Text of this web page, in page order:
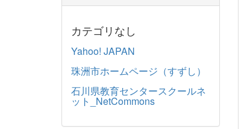
カテゴリなし
Yahoo! JAPAN
珠洲市ホームページ（すずし）
石川県教育センタースクールネ
ット_NetCommons